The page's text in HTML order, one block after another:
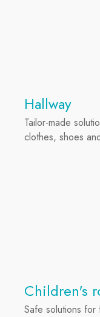
Hallway
Tailor-made
clothes, shoes
Children's
Safe solutions for